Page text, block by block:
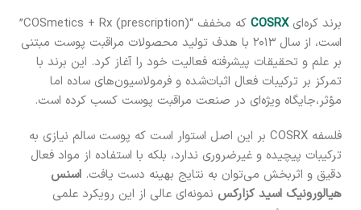
برند کره‌ایCOSRX
که مخفف “COSmetics + Rx (prescription)”
است، از سال ۲۰۱۳ با هدف تولید محصولات مراقبت پوست مبتنی
بر علم و تحقیقات پیشرفته فعالیت خود را آغاز کرد. این برند با
تمرکز بر ترکیبات فعال اثبات‌شده و فرمولاسیون‌های ساده اما
مؤثر،جایگاه ویژه‌ای در صنعت مراقبت پوست کسب کرده است.
فلسفه COSRX بر این اصل استوار است که پوست سالم نیازی به
ترکیبات پیچیده و غیرضروری ندارد، بلکه با استفاده از مواد فعال
دقیق و اثربخش می‌توان به نتایج بهینه دست یافت. اسنس
هیالورونیک اسید کزارکس نمونه‌ای عالی از این رویکرد علمی